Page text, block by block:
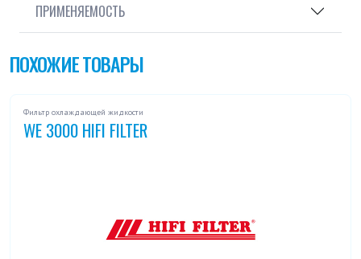
ПРИМЕНЯЕМОСТЬ
ПОХОЖИЕ ТОВАРЫ
Фильтр охлаждающей жидкости
WE 3000 HIFI FILTER